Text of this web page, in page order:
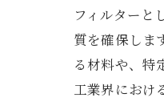
フィルターと
質を確保しま
る材料や、特
工業界におけ